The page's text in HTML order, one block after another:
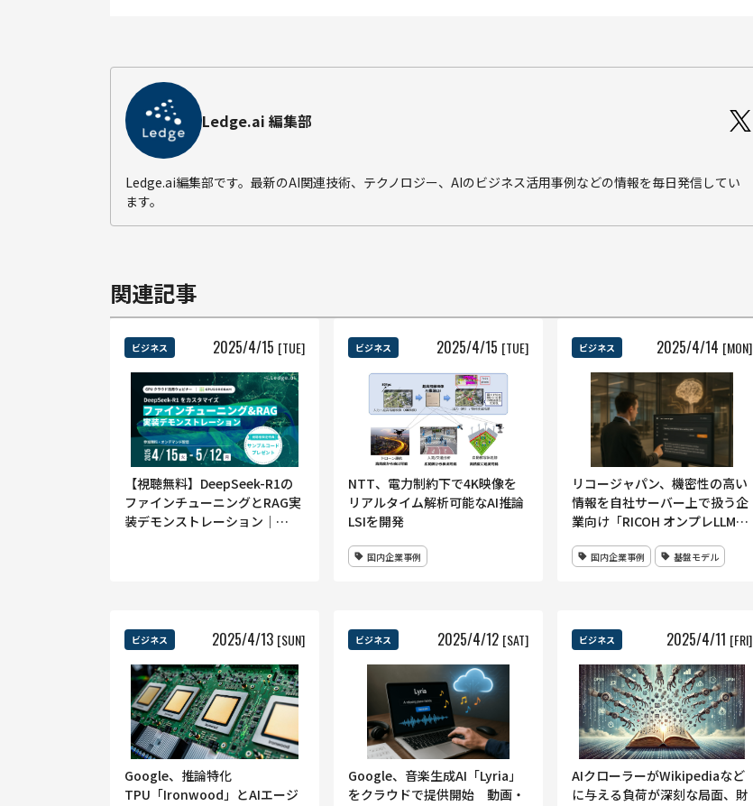
Ledge.ai 編集部
Ledge.ai編集部です。最新のAI関連技術、テクノロジー、AIのビジネス活用事例などの情報を毎日発信してい
ます。
関連記事
ビジネス 2025/4/15 [TUE]
【視聴無料】DeepSeek-R1の
ファインチューニングとRAG実
装デモンストレーション｜
ビジネス 2025/4/15 [TUE]
NTT、電力制約下で4K映像を
リアルタイム解析可能なAI推論
LSIを開発
国内企業事例
ビジネス 2025/4/14 [MON]
リコージャパン、機密性の高い
情報を自社サーバー上で扱う企
業向け「RICOH オンプレLLMス
国内企業事例 基盤モデル
ビジネス 2025/4/13 [SUN]
Google、推論特化
TPU「Ironwood」とAIエージ
ビジネス 2025/4/12 [SAT]
Google、音楽生成AI「Lyria」
をクラウドで提供開始 動画・
ビジネス 2025/4/11 [FRI]
AIクローラーがWikipediaなど
に与える負荷が深刻な局面、財